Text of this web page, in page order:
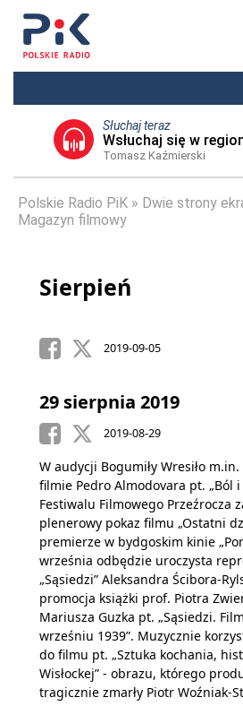
Słuchaj teraz
Wsłuchaj się w
Tomasz Kaźmierski
Polskie Radio PiK
Dwie strony
Magazyn filmowy
Sierpień
2019-09-05
29 sierpnia 2019
2019-08-29
W audycji Bogumiły Wresiło
filmie Pedro Almodovara pt. „Ból i
Festiwalu Filmowego Przeźrocza
plenerowy pokaz filmu „Ostatni
premierze w bydgoskim kinie
września odbędzie uroczysta
„Sąsiedzi” Aleksandra Ścibora-
promocja książki prof. Piotra
Mariusza Guzka pt. „Sąsiedzi.
wrześniu 1939”. Muzycznie
do filmu pt. „Sztuka kochania,
Wisłockej” - obrazu, którego
tragicznie zmarły Piotr Woźniak-